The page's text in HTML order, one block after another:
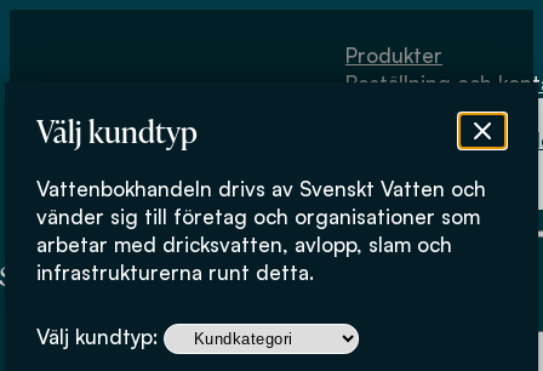
Välj kundtyp
Vattenbokhandeln drivs av Svenskt Vatten och
vänder sig till företag och organisationer som
arbetar med dricksvatten, avlopp, slam och
infrastrukturerna runt detta.
Välj kundtyp:
Produkter
Beställning och
Fysiskt lager
Beställning och kontakt
Maria Dåverhög